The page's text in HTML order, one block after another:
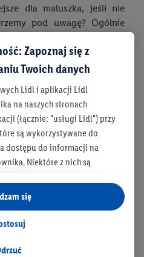
dla maluszka, jeśli nie
pod uwagę? Ogólnie
56-62 62-68
0-3
3-6
6-9
miesięcy
56-62
Zapoznaj się z
Twoich danych
Lidl i aplikacji Lidl
na naszych stronach
(łącznie: "usługi Lidl") przy
są wykorzystywane do
dostępu do informacji na
Niektóre z nich są
przez partnerów (
lub współadministratorów
IAB TCF łącznie
się